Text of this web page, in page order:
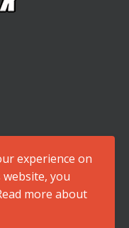
experience on
you
more about